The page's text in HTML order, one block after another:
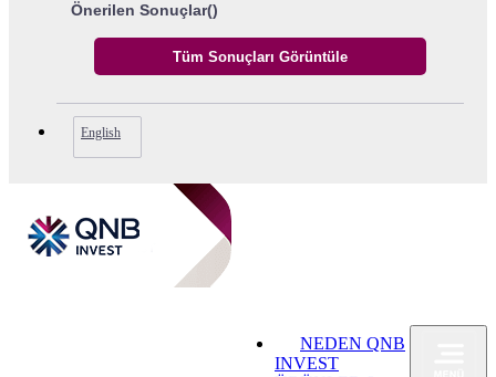
Önerilen Sonuçlar()
English
NEDEN QNB
INVEST